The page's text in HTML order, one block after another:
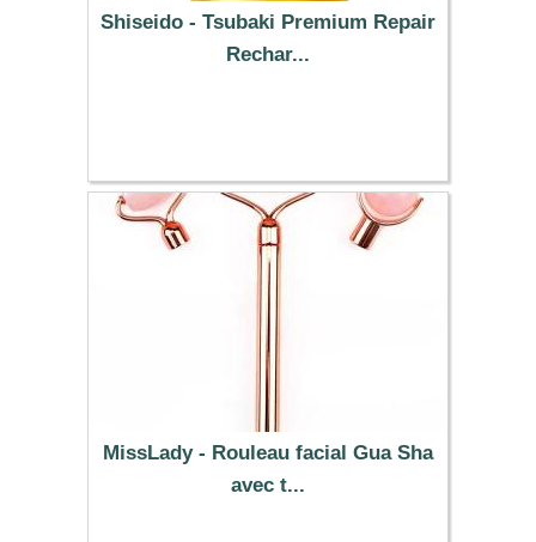
Shiseido - Tsubaki Premium Repair
Rechar...
MissLady - Rouleau facial Gua Sha
avec t...